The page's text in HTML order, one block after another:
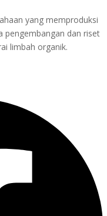
yang memproduksi
pengembangan dan riset
limbah organik.